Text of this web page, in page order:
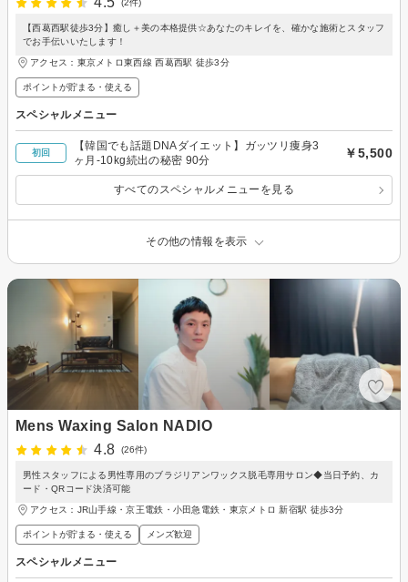
(2件)
【西葛西駅徒歩3分】癒し＋美の本格提供☆あなたのキレイを、確かな施術とスタッフ
でお手伝いいたします！
アクセス：東京メトロ東西線 西葛西駅 徒歩3分
ポイントが貯まる・使える
スペシャルメニュー
初回
【韓国でも話題DNAダイエット】ガッツリ痩身3
ヶ月-10kg続出の秘密 90分
￥5,500
すべてのスペシャルメニューを見る
その他の情報を表示
Mens Waxing Salon NADIO
4.8
(26件)
男性スタッフによる男性専用のブラジリアンワックス脱毛専用サロン◆当日予約、カ
ード・QRコード決済可能
アクセス：JR山手線・京王電鉄・小田急電鉄・東京メトロ 新宿駅 徒歩3分
ポイントが貯まる・使える メンズ歓迎
スペシャルメニュー